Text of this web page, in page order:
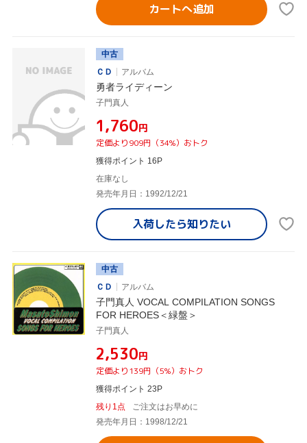
カートへ追加
中古
ＣＤ
アルバム
勇者ライディーン
子門真人
¥1,760円
定価より909円（34%）おトク
獲得ポイント 16P
在庫なし
発売年月日：1992/12/21
入荷したら知りたい
中古
ＣＤ
アルバム
子門真人 VOCAL COMPILATION SONGS
FOR HEROES＜緑盤＞
子門真人
¥2,530円
定価より139円（5%）おトク
獲得ポイント 23P
残り1点
ご注文はお早めに
発売年月日：1998/12/21